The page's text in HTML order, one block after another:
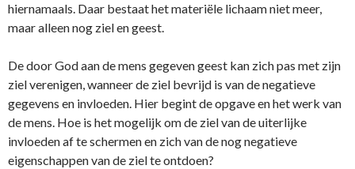
hiernamaals. Daar bestaat het materiële lichaam niet meer,
maar alleen nog ziel en geest.
De door God aan de mens gegeven geest kan zich pas met zijn
ziel verenigen, wanneer de ziel bevrijd is van de negatieve
gegevens en invloeden. Hier begint de opgave en het werk van
de mens. Hoe is het mogelijk om de ziel van de uiterlijke
invloeden af te schermen en zich van de nog negatieve
eigenschappen van de ziel te ontdoen?